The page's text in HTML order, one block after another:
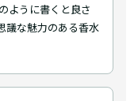
ように書くと良さ
議な魅力のある香水